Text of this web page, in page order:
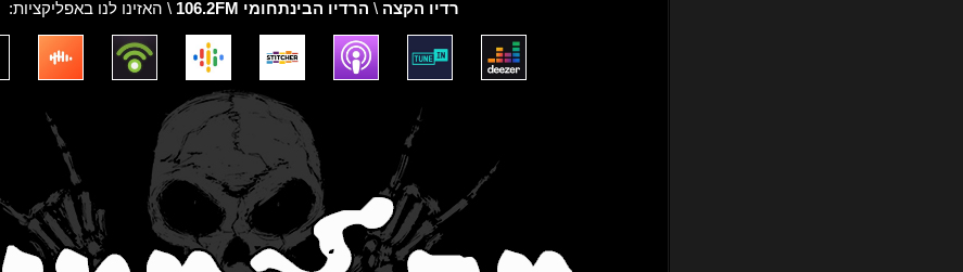
רדיו הקצה \ הרדיו הבינתחומי 106.2FM \ האזינו לנו באפליקציות: